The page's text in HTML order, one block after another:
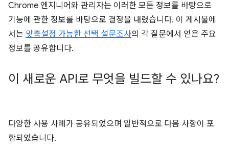
Chrome 엔지니어와 관리자는 이러한 모든 정보를 바탕으로
기능에 관한 정보를 바탕으로 결정을 내렸습니다. 이 게시물에
서는 맞춤설정 가능한 선택 설문조사의 각 질문에서 얻은 주요
정보를 공유합니다.
이 새로운 API로 무엇을 빌드할 수 있나요?
다양한 사용 사례가 공유되었으며 일반적으로 다음 사항이 포
함되었습니다.